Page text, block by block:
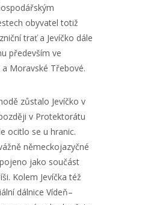
obyvatel totiž
trať a Jevíčko dále
především ve
Moravské Třebové.
zůstalo Jevíčko v
v Protektorátu
ocitlo se u hranic.
německojazyčné
jako součást
Kolem Jevíčka též
dálnice Vídeň–